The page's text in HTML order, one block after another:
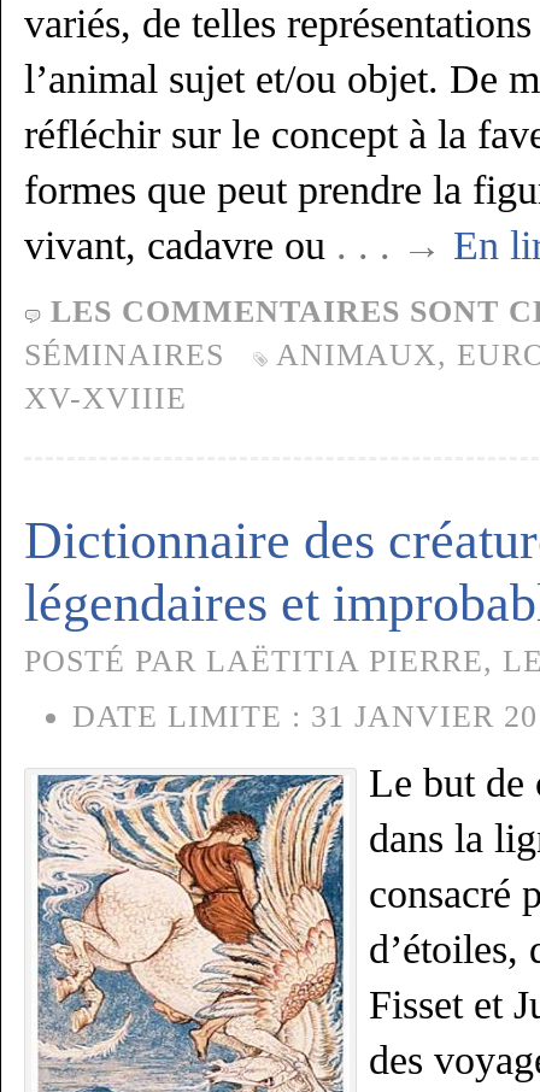
variés, de telles
l’animal sujet et/ou objet. De
réfléchir sur le concept à la
formes que peut prendre la
vivant, cadavre ou . . . → En
LES COMMENTAIRES SONT
SÉMINAIRES
ANIMAUX,
XV-XVIIIE
Dictionnaire des
légendaires et
POSTÉ PAR LAËTITIA PIERRE,
DATE LIMITE : 31 JANVIER
Le but de
dans la
consacré
d’étoiles,
Fisset et
des